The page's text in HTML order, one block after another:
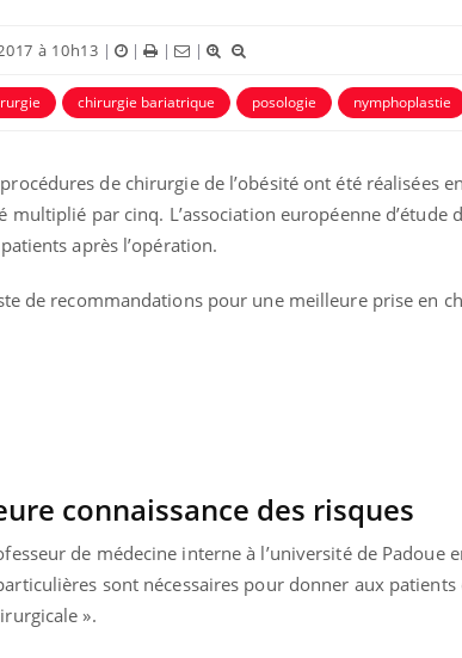
à 10h13 | | | |
chirurgie bariatrique posologie nymphoplastie
de chirurgie de l’obésité ont été réalisées
multiplié par cinq. L’association européenne d’étude
après l’opération.
de recommandations pour une meilleure prise en
connaissance des risques
de médecine interne à l’université de Padoue
sont nécessaires pour donner aux
».
la France ?
GLP-1
: ce qui
prise en
VIH : la fin du comprimé
Pourquoi votre ventre